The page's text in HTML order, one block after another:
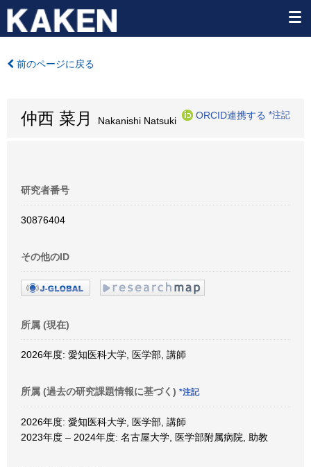
前のページに戻る
仲西 菜月 Nakanishi Natsuki
ORCID連携する *注記
研究者番号
30876404
その他のID
所属 (現在)
2026年度: 愛知医科大学, 医学部, 講師
所属 (過去の研究課題情報に基づく) *注記
2026年度: 愛知医科大学, 医学部, 講師
2023年度 – 2024年度: 名古屋大学, 医学部附属病院, 助教